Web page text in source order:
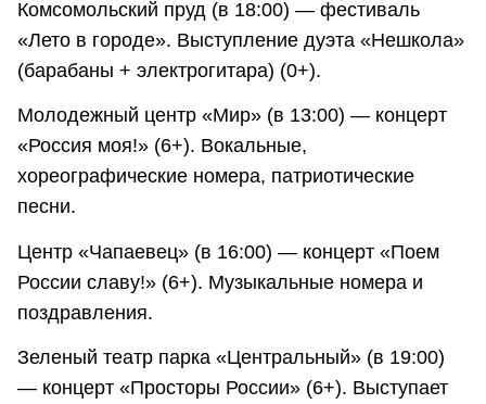
Комсомольский пруд (в 18:00) — фестиваль
«Лето в городе». Выступление дуэта «Нешкола»
(барабаны + электрогитара) (0+).
Молодежный центр «Мир» (в 13:00) — концерт
«Россия моя!» (6+). Вокальные,
хореографические номера, патриотические
песни.
Центр «Чапаевец» (в 16:00) — концерт «Поем
России славу!» (6+). Музыкальные номера и
поздравления.
Зеленый театр парка «Центральный» (в 19:00)
— концерт «Просторы России» (6+). Выступает